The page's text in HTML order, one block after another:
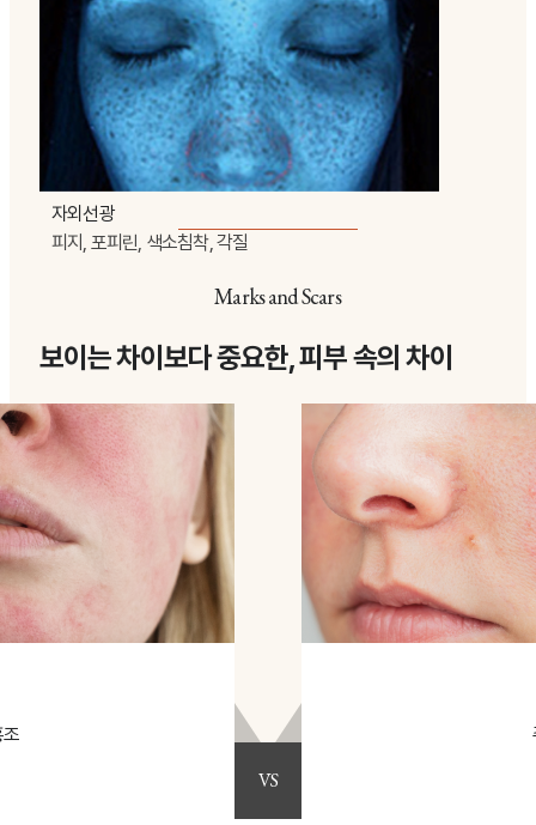
자외선광
피지, 포피린, 색소침착, 각질
Marks and Scars
보이는 차이보다 중요한, 피부 속의 차이
VS